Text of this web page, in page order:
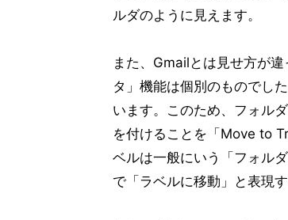
ルダのように見えます。
また、Gmailとは見せ方が
タ」機能は個別のものでし
います。このため、フォル
を付けることを「Move to
ベルは一般にいう「フォル
で「ラベルに移動」と表現